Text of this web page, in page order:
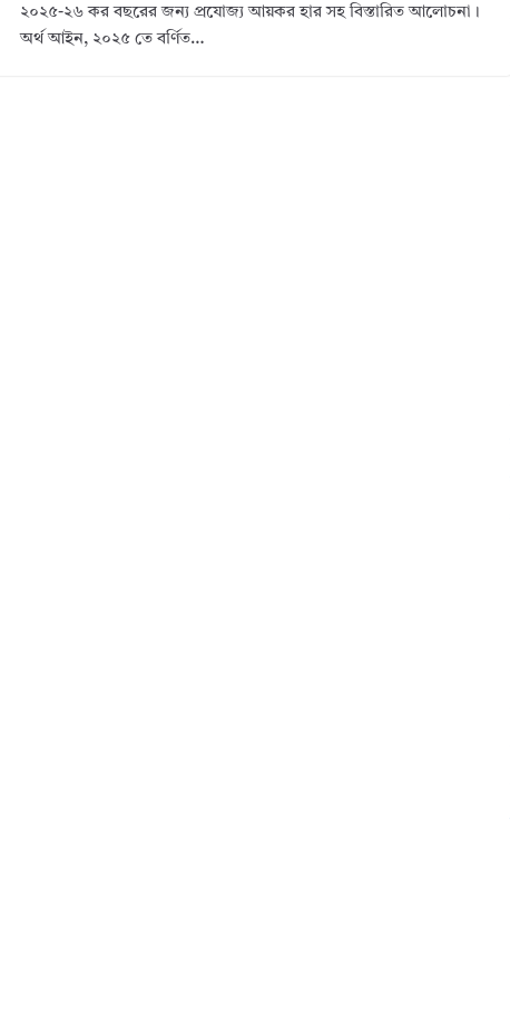
২০২৫-২৬ কর বছরের জন্য প্রযোজ্য আয়কর হার সহ বিস্তারিত আলোচনা।
অর্থ আইন, ২০২৫ তে বর্ণিত…